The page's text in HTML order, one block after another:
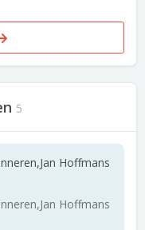
5
Hoffmans
Hoffmans